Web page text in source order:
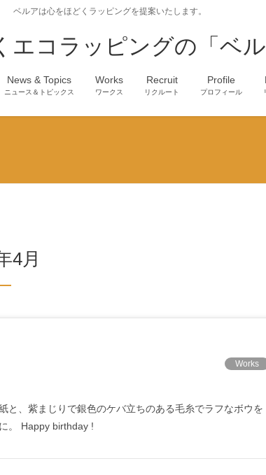
ベルアは心をほどくラッピングを提案いたします。
エコラッピングの「ベル
News & Topics
ニュース＆トピックス
Works
ワークス
Recruit
リクルート
Profile
プロフィール
4月
Works
と、紫まじりで銀色のケバ立ちのある毛糸でラフなボウを
。 Happy birthday !